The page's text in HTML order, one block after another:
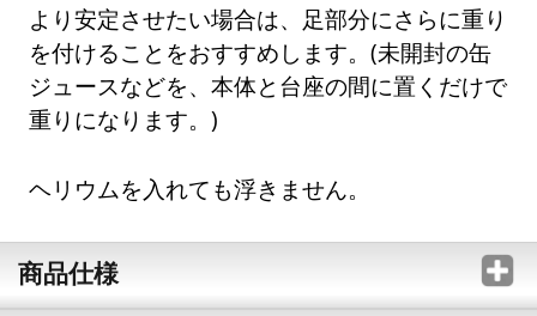
より安定させたい場合は、足部分にさらに重り
を付けることをおすすめします。(未開封の缶
ジュースなどを、本体と台座の間に置くだけで
重りになります。)
ヘリウムを入れても浮きません。
商品仕様